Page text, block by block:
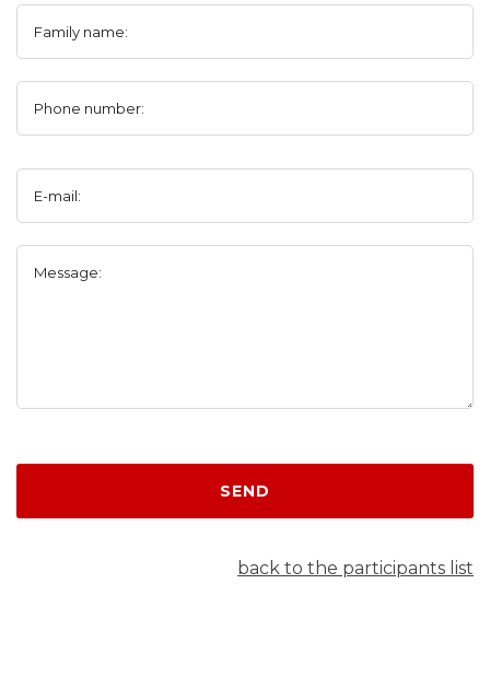
Family name:
Phone number:
E-mail:
Message:
SEND
back to the participants list